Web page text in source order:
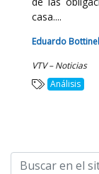
casa....
Eduardo
VTV – Noticias
Análisis